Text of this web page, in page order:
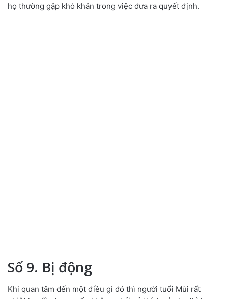
họ thường gặp khó khăn trong việc đưa ra quyết định.
Số 9. Bị động
Khi quan tâm đến một điều gì đó thì người tuổi Mùi rất